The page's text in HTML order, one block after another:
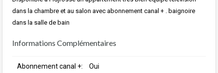
dans la chambre et au salon avec abonnement canal + . baignoire
dans la salle de bain
Informations Complémentaires
Abonnement canal +: Oui